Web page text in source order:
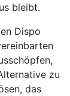
bleibt.
Dispo
zu
das